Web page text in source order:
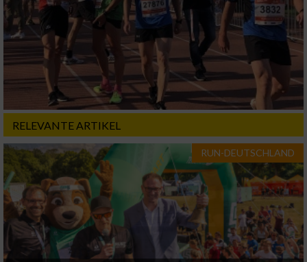
RELEVANTE ARTIKEL
RUN-DEUTSCHLAND